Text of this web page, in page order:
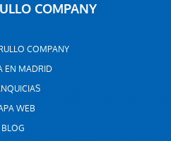
COMPANY
COMPANY
EN MADRID
WEB
BLOG